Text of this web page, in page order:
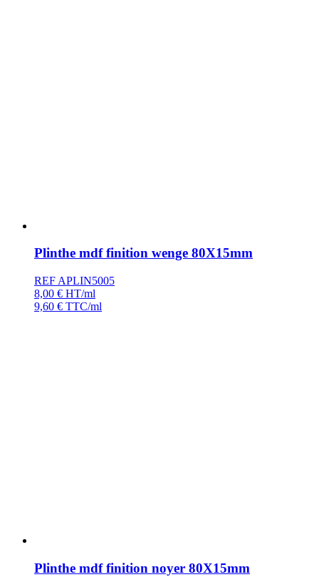
Plinthe mdf finition wenge 80X15mm
REF APLIN5005
8,00 € HT/ml
9,60 € TTC/ml
Plinthe mdf finition noyer 80X15mm